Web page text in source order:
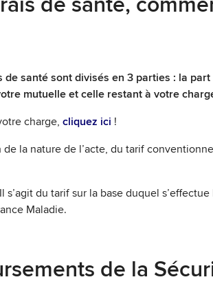
de santé,
santé sont divisés en 3 parties : la
mutuelle et celle restant à votre
charge, cliquez ici !
la nature de l’acte, du tarif
Il s’agit du tarif sur la base duquel
Maladie.
de la